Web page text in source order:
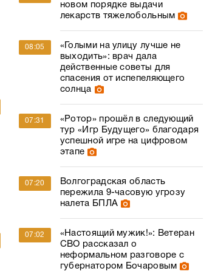
новом порядке выдачи
лекарств тяжелобольным
08:05
«Голыми на улицу лучше не
выходить»: врач дала
действенные советы для
спасения от испепеляющего
солнца
07:31
«Ротор» прошёл в следующий
тур «Игр Будущего» благодаря
успешной игре на цифровом
этапе
07:20
Волгоградская область
пережила 9-часовую угрозу
налета БПЛА
07:02
«Настоящий мужик!»: Ветеран
СВО рассказал о
неформальном разговоре с
губернатором Бочаровым